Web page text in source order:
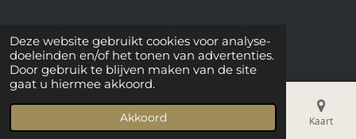
Deze website gebruikt cookies voor analyse-
doeleinden en/of het tonen van advertenties.
Door gebruik te blijven maken van de site
gaat u hiermee akkoord.
AkkoordTelefoonnummer Kaart